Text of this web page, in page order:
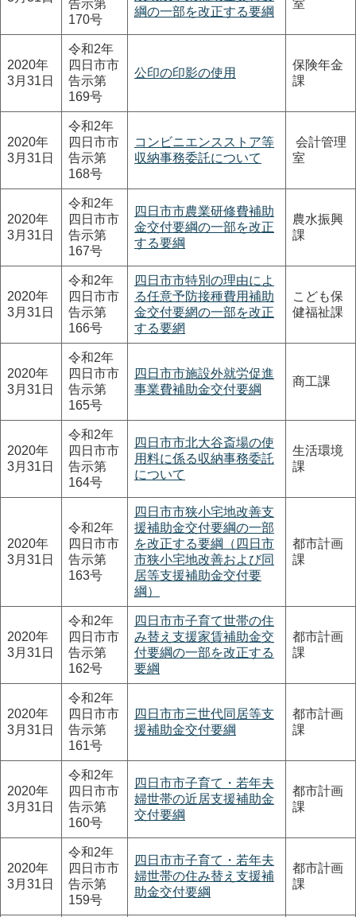
告示第
170号
綱の一部を改正する要綱
室
2020年
3月31日
令和2年
四日市市
告示第
169号
公印の印影の使用
保険年金
課
2020年
3月31日
令和2年
四日市市
告示第
168号
コンビニエンスストア等
収納事務委託について
会計管理
室
2020年
3月31日
令和2年
四日市市
告示第
167号
四日市市農業研修費補助
金交付要綱の一部を改正
する要綱
農水振興
課
2020年
3月31日
令和2年
四日市市
告示第
166号
四日市市特別の理由によ
る任意予防接種費用補助
金交付要網の一部を改正
する要網
こども保
健福祉課
2020年
3月31日
令和2年
四日市市
告示第
165号
四日市市施設外就労促進
事業費補助金交付要綱
商工課
2020年
3月31日
令和2年
四日市市
告示第
164号
四日市市北大谷斎場の使
用料に係る収納事務委託
について
生活環境
課
2020年
3月31日
令和2年
四日市市
告示第
163号
四日市市狭小宅地改善支
援補助金交付要綱の一部
を改正する要綱（四日市
市狭小宅地改善および同
居等支援補助金交付要
綱）
都市計画
課
2020年
3月31日
令和2年
四日市市
告示第
162号
四日市市子育て世帯の住
み替え支援家賃補助金交
付要綱の一部を改正する
要綱
都市計画
課
2020年
3月31日
令和2年
四日市市
告示第
161号
四日市市三世代同居等支
援補助金交付要綱
都市計画
課
2020年
3月31日
令和2年
四日市市
告示第
160号
四日市市子育て・若年夫
婦世帯の近居支援補助金
交付要綱
都市計画
課
2020年
3月31日
令和2年
四日市市
告示第
159号
四日市市子育て・若年夫
婦世帯の住み替え支援補
助金交付要綱
都市計画
課